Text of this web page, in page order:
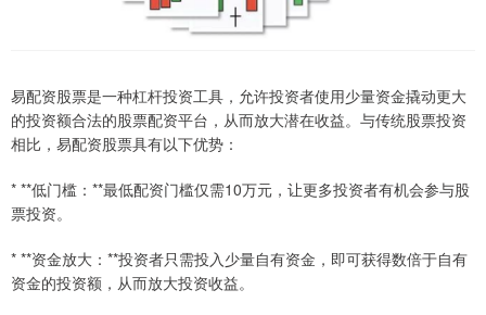
易配资股票是一种杠杆投资工具，允许投资者使用少量资金撬动更大
的投资额合法的股票配资平台，从而放大潜在收益。与传统股票投资
相比，易配资股票具有以下优势：
* **低门槛：**最低配资门槛仅需10万元，让更多投资者有机会参与股
票投资。
* **资金放大：**投资者只需投入少量自有资金，即可获得数倍于自有
资金的投资额，从而放大投资收益。